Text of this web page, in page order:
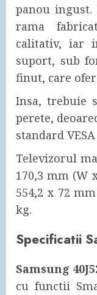
panou
rama
calitativ, iar
suport, sub
finut, care
Insa, trebuie
perete,
standard VESA
Televizorul
170,3 mm (W
554,2 x 72
kg.
Specificatii
Samsung
cu functii